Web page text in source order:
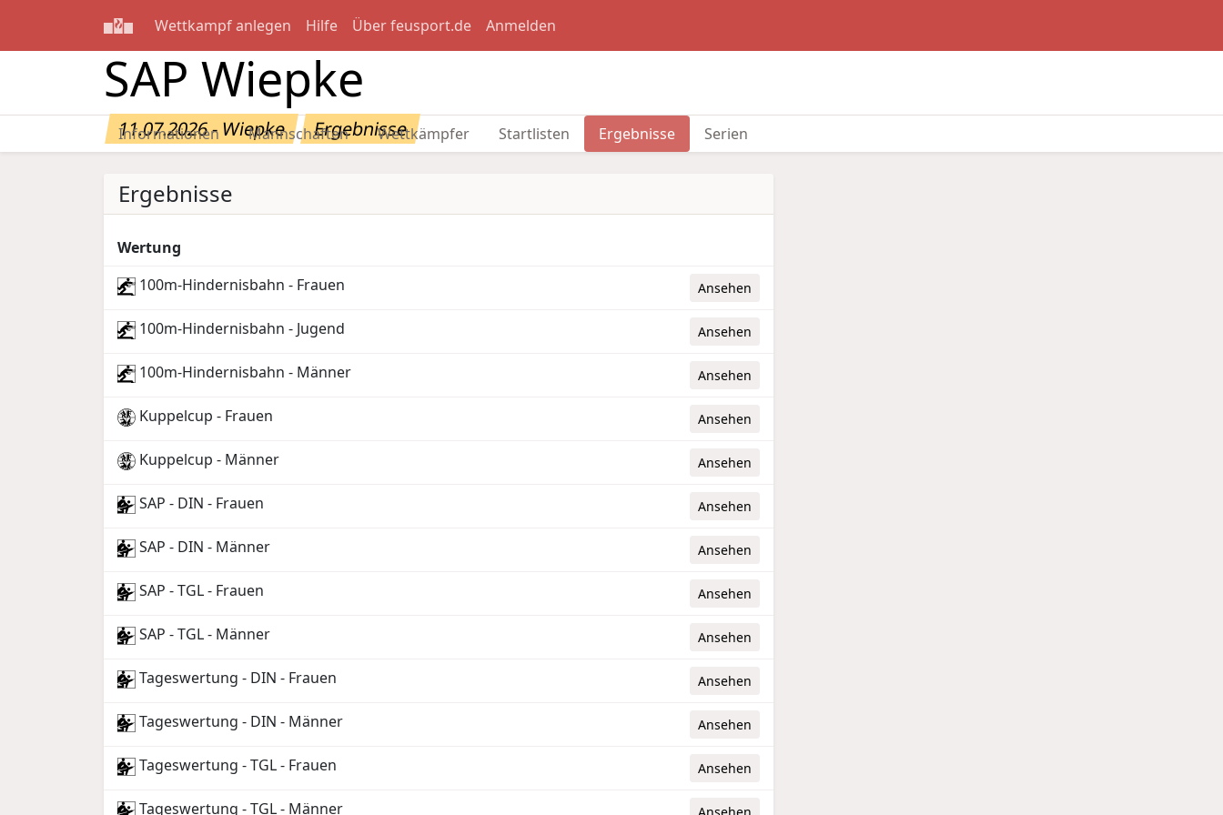
Wettkampf anlegen Hilfe Über feusport.de Anmelden
SAP Wiepke
11.07.2026 - Wiepke Ergebnisse
Informationen Mannschaften Wettkämpfer Startlisten Ergebnisse Serien
Ergebnisse
Wertung
100m-Hindernisbahn - Frauen
Ansehen
100m-Hindernisbahn - Jugend Ansehen
100m-Hindernisbahn - Männer Ansehen
Kuppelcup - Frauen Ansehen
Kuppelcup - Männer Ansehen
SAP - DIN - Frauen Ansehen
SAP - DIN - Männer Ansehen
SAP - TGL - Frauen Ansehen
SAP - TGL - Männer Ansehen
Tageswertung - DIN - Frauen Ansehen
Tageswertung - DIN - Männer Ansehen
Tageswertung - TGL - Frauen Ansehen
Tageswertung - TGL - Männer